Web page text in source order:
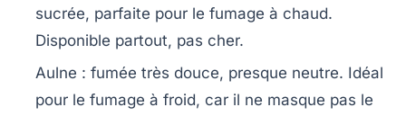
sucrée, parfaite pour le fumage à chaud.
Disponible partout, pas cher.
Aulne : fumée très douce, presque neutre. Idéal
pour le fumage à froid, car il ne masque pas le